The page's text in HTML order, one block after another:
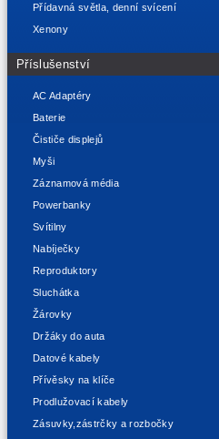
Přídavná světla, denní svícení
Xenony
Příslušenství
AC Adaptéry
Baterie
Čističe displejů
Myši
Záznamová média
Powerbanky
Svítilny
Nabíječky
Reproduktory
Sluchátka
Žárovky
Držáky do auta
Datové kabely
Přívěsky na klíče
Prodlužovací kabely
Zásuvky,zástrčky a rozbočky